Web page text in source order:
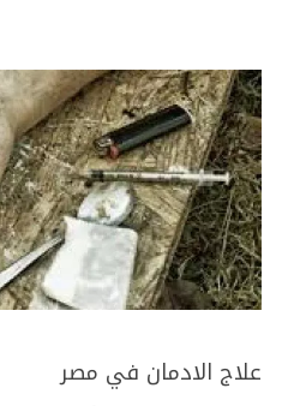
علاج الادمان في مصر